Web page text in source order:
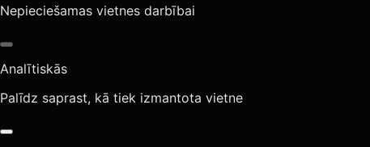
Nepieciešamas vietnes darbībai
Analītiskās
Palīdz saprast, kā tiek izmantota vietne